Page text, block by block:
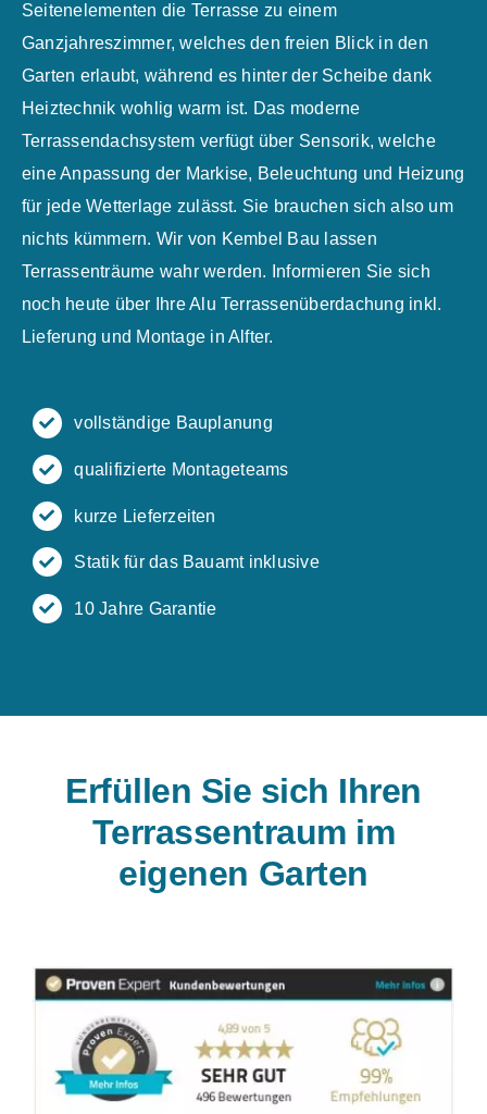
Seitenelementen die Terrasse zu einem
Ganzjahreszimmer, welches den freien Blick in den
Garten erlaubt, während es hinter der Scheibe dank
Heiztechnik wohlig warm ist. Das moderne
Terrassendachsystem verfügt über Sensorik, welche
eine Anpassung der Markise, Beleuchtung und Heizung
für jede Wetterlage zulässt. Sie brauchen sich also um
nichts kümmern. Wir von Kembel Bau lassen
Terrassenträume wahr werden. Informieren Sie sich
noch heute über Ihre Alu Terrassenüberdachung inkl.
Lieferung und Montage in Alfter.
vollständige Bauplanung
qualifizierte Montageteams
kurze Lieferzeiten
Statik für das Bauamt inklusive
10 Jahre Garantie
Erfüllen Sie sich Ihren
Terrassentraum im
eigenen Garten